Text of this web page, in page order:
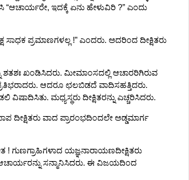
ಇದಕ್ಕೆ ಏನು ಹೇಳುವಿರಿ ?” ಎಂದು
ಪ್ರಮಾಣಗಳಲ್ಲ !” ಎಂದರು. ಅದರಿಂದ ದೀಕ್ಷಿತರು
ಶತಶಃ ಖಂಡಿಸಿದರು. ಮೀಮಾಂಸದಲ್ಲಿ ಆಚಾರರಿಗಿರುವ
ಆದರೂ ಛಲಬಿಡದೆ ವಾದಿಸಹತ್ತಿದರು.
ಮಧ್ಯಸ್ಥರು ದೀಕ್ಷಿತರನ್ನು ಎಚ್ಚರಿಸಿದರು.
ದೀಕ್ಷಿತರು ವಾದ ಪ್ರಾರಂಭದಿಂದಲೇ ಅಡ್ಡಮಾರ್ಗ
! ಗುಣಗ್ರಾಹಿಗಳಾದ ಯಜ್ಞನಾರಾಯಣದೀಕ್ಷಿತರು
ಸನ್ಮಾನಿಸಿದರು. ಈ ವಿಜಯದಿಂದ